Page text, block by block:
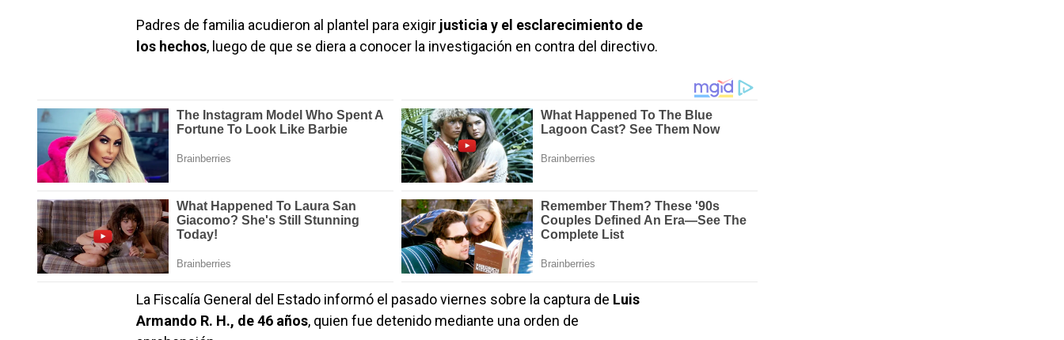
Padres de familia acudieron al plantel para exigir justicia y el esclarecimiento de
los hechos, luego de que se diera a conocer la investigación en contra del directivo.
La Fiscalía General del Estado informó el pasado viernes sobre la captura de Luis
Armando R. H., de 46 años, quien fue detenido mediante una orden de